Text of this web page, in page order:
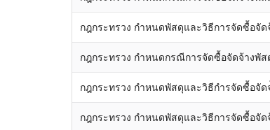
กฎกระทรวง กำหนดพัสดุและวิธีการจัดซื้อจั
กฎกระทรวง กำหนดกรณีการจัดซื้อจัดจ้างพั
กฎกระทรวง กำหนดพัสดุและวิธีกำรจัดซื้อจั
กฎกระทรวง กำหนดพัสดุและวิธีการจัดซื้อจั